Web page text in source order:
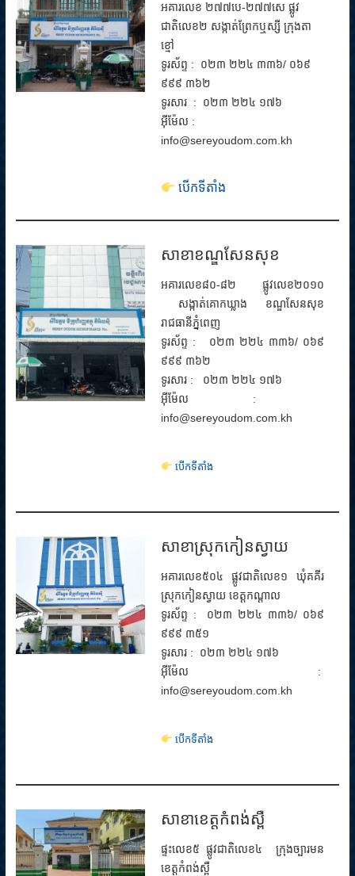
អគារលេខ ២៧៧បេ-២៧៧សេ ផ្លូវ
ជាតិលេខ២ សង្កាត់ព្រែកឬស្សី ក្រុងតា
ខ្មៅ
ទូរស័ព្ទ : ០២៣ ២២៤ ៣៣៦/ ០៦៩
៩៩៩ ៣៦២
ទូរសារ : ០២៣ ២២៤ ១៧៦
អ៊ីម៉ែល :
info@sereyoudom.com.kh
បើកទីតាំង
សាខាខណ្ឌសែនសុខ
អគារលេខ៨០-៨២ ផ្លូវលេខ២០១០
សង្កាត់គោកឃ្លាង ខណ្ឌសែនសុខ
រាជធានីភ្នំពេញ
ទូរស័ព្ទ​ : ០២៣ ២២៤ ៣៣៦/ ០៦៩
៩៩៩​​ ៣៦២
ទូរសារ : ០២៣ ២២៤ ១៧៦
អ៊ីម៉ែល :
info@sereyoudom.com.kh
បើកទីតាំង
សាខាស្រុកកៀនស្វាយ
អគារលេខ៥០៤ ផ្លូវជាតិលេខ១ ឃុំគគីរ
ស្រុកកៀនស្វាយ ខេត្តកណ្តាល
ទូរស័ព្ទ : ០២៣ ២២៤ ៣៣៦/ ០៦៩
៩៩៩ ៣៥១
ទូរសារ : ០២៣ ២២៤ ១៧៦
អ៊ីម៉ែល :
info@sereyoudom.com.kh
បើកទីតាំង
សាខាខេត្តកំពង់ស្ពឺ
ផ្ទះលេខ៥ ផ្លូវជាតិលេខ៤ ក្រុងច្បារមន
ខេត្តកំពង់ស្ពឺ